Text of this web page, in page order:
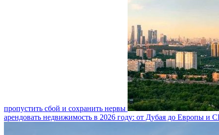
пропустить сбой и сохранить нервы
арендовать недвижимость в 2026 году: от Дубая до Европы и